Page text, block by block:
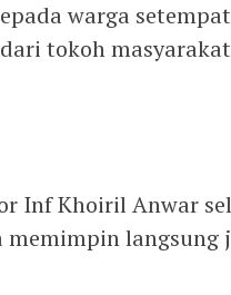
warga
tokoh
Inf Khoiril Anwar
langsung